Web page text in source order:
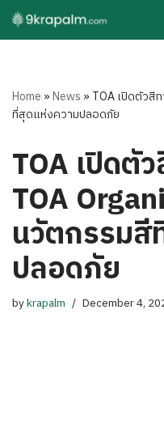
Skip
Home »News » TOA เปิดตัวสี
ที่สุดแห่งความปลอดภัย
TOA เปิดตั
TOA
นวัตกรรมสี
ปลอดภัย
bykrapalm December 4,